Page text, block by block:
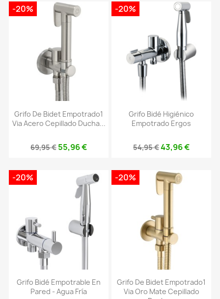
Grifo De Bidet Empotrado1
Via Acero Cepillado Ducha...
69,95 € 55,96 €
-20%
Grifo Bidé Higiénico
Empotrado Ergos
54,95 €43,96 €
-20%
Grifo Bidé Empotrable En
Pared - Agua Fría
-20%
Grifo De Bidet Empotrado1
Via Oro Mate Cepillado
-20%